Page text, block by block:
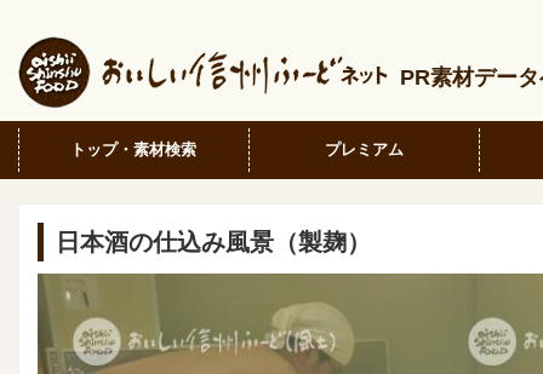
PR素材デー
トップ・素材検索 プレミアム
日本酒の仕込み風景（製麹）